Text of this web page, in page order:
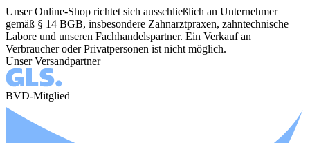
Unser Online-Shop richtet sich ausschließlich an Unternehmer
gemäß § 14 BGB, insbesondere Zahnarztpraxen, zahntechnische
Labore und unseren Fachhandelspartner. Ein Verkauf an
Verbraucher oder Privatpersonen ist nicht möglich.
Unser Versandpartner
BVD-Mitglied